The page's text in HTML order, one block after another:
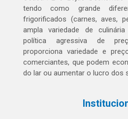
tendo como grande
frigorificados (carnes, aves,
ampla variedade de
política agressiva de
proporciona variedade e
comerciantes, que podem
do lar ou aumentar o lucro dos